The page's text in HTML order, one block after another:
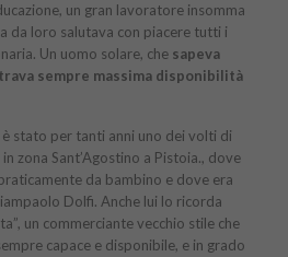
un gran lavoratore insomma
da loro salutava con piacere tutti i
Un uomo solare, che sapeva
sempre massima disponibilità
è stato per tanti anni uno dei volti di
in zona Sant’Agostino a Pistoia., dove
da bambino e dove era
Dolfi. Anche lui lo ricorda
un commerciante vecchio stile che
capace e disponibile, e in grado